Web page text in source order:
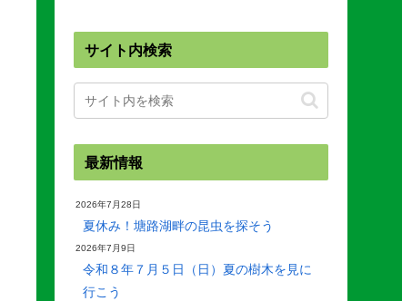
サイト内検索
最新情報
夏休み！塘路湖畔の昆虫を探そう
2026年7月28日
令和８年７月５日（日）夏の樹木を見に
行こう
2026年7月9日